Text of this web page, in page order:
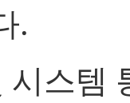
.
시스템